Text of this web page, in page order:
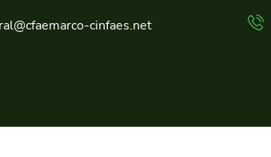
cinfaes.net